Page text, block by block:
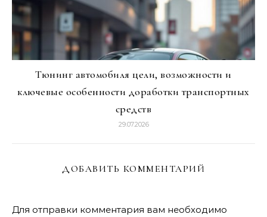
Тюнинг автомобиля цели, возможности и
ключевые особенности доработки транспортных
средств
29.07.2026
ДОБАВИТЬ КОММЕНТАРИЙ
Для отправки комментария вам необходимо